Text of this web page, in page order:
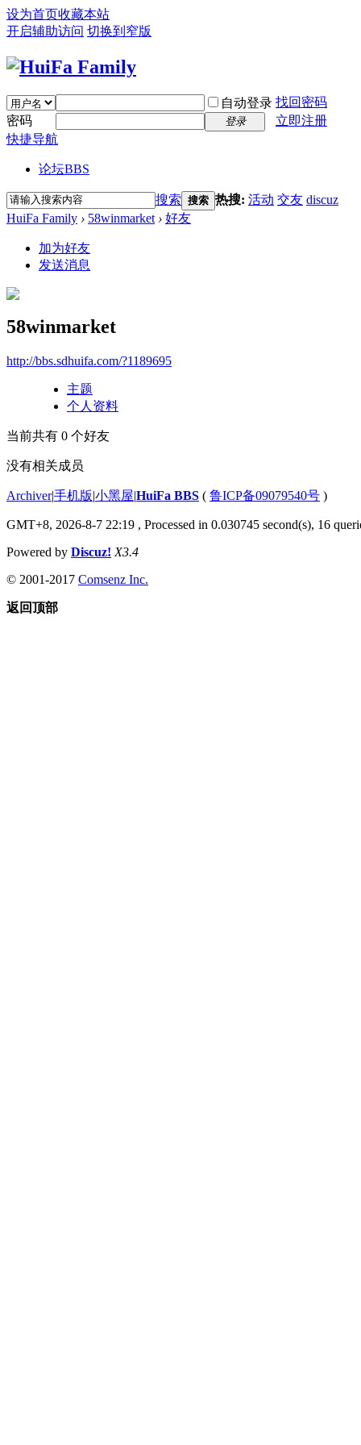
设为首页收藏本站
开启辅助访问 切换到窄版
自动登录 找回密码
密码
登录
立即注册
快捷导航
论坛BBS
搜索 搜索 热搜: 活动 交友 discuz
HuiFa Family › 58winmarket › 好友
加为好友
发送消息
58winmarket
http://bbs.sdhuifa.com/?1189695
主题
个人资料
当前共有 0 个好友
没有相关成员
Archiver|手机版|小黑屋|HuiFa BBS ( 鲁ICP备09079540号 )
GMT+8, 2026-8-7 22:19 , Processed in 0.030745 second(s), 16
Powered by Discuz! X3.4
© 2001-2017 Comsenz Inc.
返回顶部